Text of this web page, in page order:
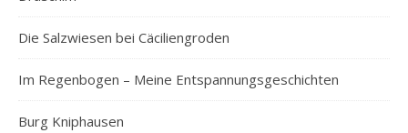
Die Salzwiesen bei Cäciliengroden
Im Regenbogen – Meine Entspannungsgeschichten
Burg Kniphausen